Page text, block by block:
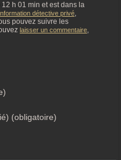
h 01 min et est dans la
détective privé,
pouvez suivre les
laisser un commentaire,
(obligatoire)